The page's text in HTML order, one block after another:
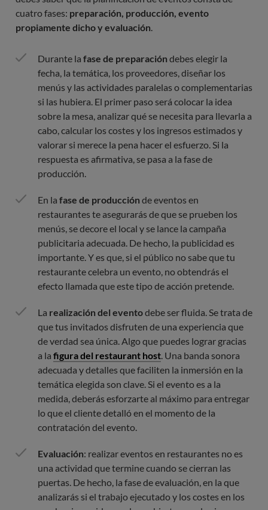
cuatro fases: preparación, producción, evento
propiamente dicho y evaluación.
Durante la fase de preparación debes elegir la
fecha, la temática, los proveedores, diseñar los
menús y las actividades paralelas o complementarias
si las hubiera. El primer paso será colocar la idea
sobre la mesa, analizar qué se necesita para llevarla a
cabo, calcular los costes y los ingresos estimados y
valorar si merece la pena hacer el esfuerzo. Si la
respuesta es afirmativa, se pasa a la fase de
producción.
En la fase de producción de eventos en
restaurantes te asegurarás de que se prueben los
menús, se decore el local y se lance la campaña
publicitaria adecuada. De hecho, la publicidad es
importante. Y es que, si el público no sabe que tu
restaurante celebra un evento, no obtendrás el
efecto llamada que este tipo de acción pretende.
La realización del eventodebe ser fluida. Se trata de
que tus invitados disfruten de una experiencia que
de verdad sea única. Algo que puedes lograr gracias
a la figura del restaurant host. Una banda sonora
adecuada y detalles que faciliten la inmersión en la
temática elegida son clave. Si el evento es a la
medida, deberás esforzarte al máximo para entregar
lo que el cliente detalló en el momento de la
contratación del evento.
Evaluación: realizar eventos en restaurantes no es
una actividad que termine cuando se cierran las
puertas. De hecho, la fase de evaluación, en la que
analizarás si el trabajo ejecutado y los costes en los